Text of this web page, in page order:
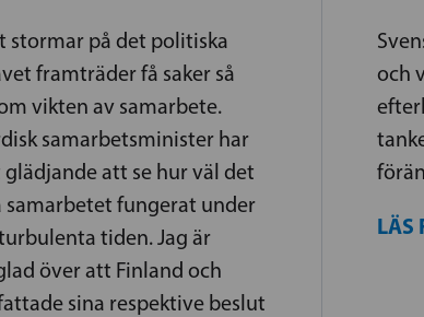
stormar på det politiska
framträder få saker så
vikten av samarbete.
samarbetsminister har
att se hur väl det
samarbetet fungerat under
tiden. Jag är
över att Finland och
sina respektive beslut
och
LÄS